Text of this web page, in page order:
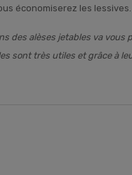
économiserez les lessives.
des alèses jetables va
sont très utiles et grâce à